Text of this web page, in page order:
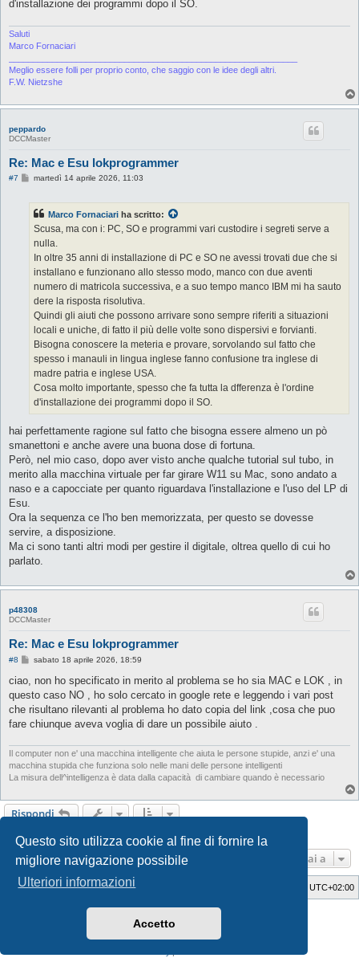
Questo sito utilizza cookie al fine di fornire la
migliore navigazione possibile
Ulteriori informazioni
Accetto
d'installazione dei programmi dopo il SO.
Saluti
Marco Fornaciari
Meglio essere folli per proprio conto, che saggio con le idee degli altri.
F.W. Nietzshe
peppardo
DCCMaster
Re: Mac e Esu lokprogrammer
#7
M
a
g
g
o
martedì 14 aprile 2026, 11:03
Marco Fornaciari ha scritto:
Scusa, ma con i: PC, SO e programmi vari custodire i segreti serve a
nulla.
In oltre 35 anni di installazione di PC e SO ne avessi trovati due che si
installano e funzionano allo stesso modo, manco con due aventi
numero di matricola successiva, e a suo tempo manco IBM mi ha sauto
dere la risposta risolutiva.
Quindi gli aiuti che possono arrivare sono sempre riferiti a situazioni
locali e uniche, di fatto il più delle volte sono dispersivi e forvianti.
Bisogna conoscere la meteria e provare, sorvolando sul fatto che
spesso i manauli in lingua inglese fanno confusione tra inglese di
madre patria e inglese USA.
Cosa molto importante, spesso che fa tutta la dfferenza è l'ordine
d'installazione dei programmi dopo il SO.
hai perfettamente ragione sul fatto che bisogna essere almeno un pò
smanettoni e anche avere una buona dose di fortuna.
Però, nel mio caso, dopo aver visto anche qualche tutorial sul tubo, in
merito alla macchina virtuale per far girare W11 su Mac, sono andato a
naso e a capocciate per quanto riguardava l'installazione e l'uso del LP di
Esu.
Ora la sequenza ce l'ho ben memorizzata, per questo se dovesse
servire, a disposizione.
Ma ci sono tanti altri modi per gestire il digitale, oltrea quello di cui ho
parlato.
p48308
DCCMaster
Re: Mac e Esu lokprogrammer
#8
M
s
a
g
i
sabato 18 aprile 2026, 18:59
ciao, non ho specificato in merito al problema se ho sia MAC e LOK , in
questo caso NO , ho solo cercato in google rete e leggendo i vari post
che risultano rilevanti al problema ho dato copia del link ,cosa che puo
fare chiunque aveva voglia di dare un possibile aiuto .
Il computer non e' una macchina intelligente che aiuta le persone stupide, anzi e' una
macchina stupida che funziona solo nelle mani delle persone intelligenti
La misura dell^intelligenza è data dalla capacità di cambiare quando è necessario
Rispondi
Vai a
Indice UTC+02:00
GTA game
phpBB® Forum Software © phpBB Limited
Traduzione ItalianaphpBB-Italia.it